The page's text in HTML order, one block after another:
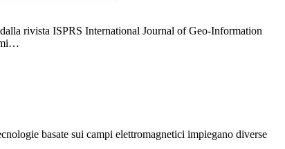
rivista ISPRS International Journal of Geo-Information
basate sui campi elettromagnetici impiegano diverse